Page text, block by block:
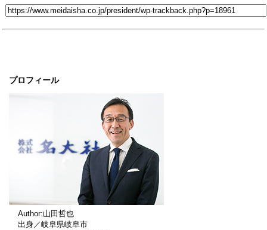
プロフィール
Author:山田哲也
出身／岐阜県岐阜市